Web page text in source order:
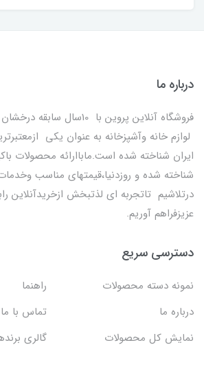
درباره ما
فروشگاه آنلاین پروین با
لوازم خانه وآشپزخانه به عنوان یکی
ایران شناخته شده است.ماباارائه محصولات
شناخته شده و روزدنیا،قیمتهای مناسب
درتلاشیم تاتجربه ای لذتبخش ازخریدآنلاین
عزیزفراهم آوریم.
دسترسی سریع
نمونه دسته محصولات
راهنما
درباره ما
تماس با ما
نمایش کل محصولات
گالری